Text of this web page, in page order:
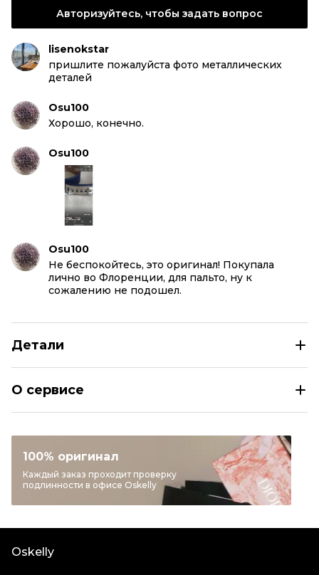
Авторизуйтесь, чтобы задать вопрос
lisenokstar
пришлите пожалуйста фото металлических
деталей
Osu100
Хорошо, конечно.
Osu100
Osu100
Не беспокойтесь, это оригинал! Покупала
лично во Флоренции, для пальто, ну к
сожалению не подошел.
Детали
Категория
Бренд
HERMES
Цвет
Темно-синий
Продавец
О сервисе
100% оригинал
Каждый заказ проходит проверку
подлинности в офисе Oskelly
Oskelly